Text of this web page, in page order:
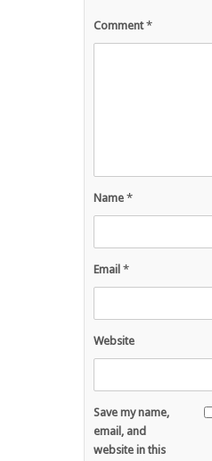
Comment*
Name *
Email *
Website
Save my name,
email, and
website in this